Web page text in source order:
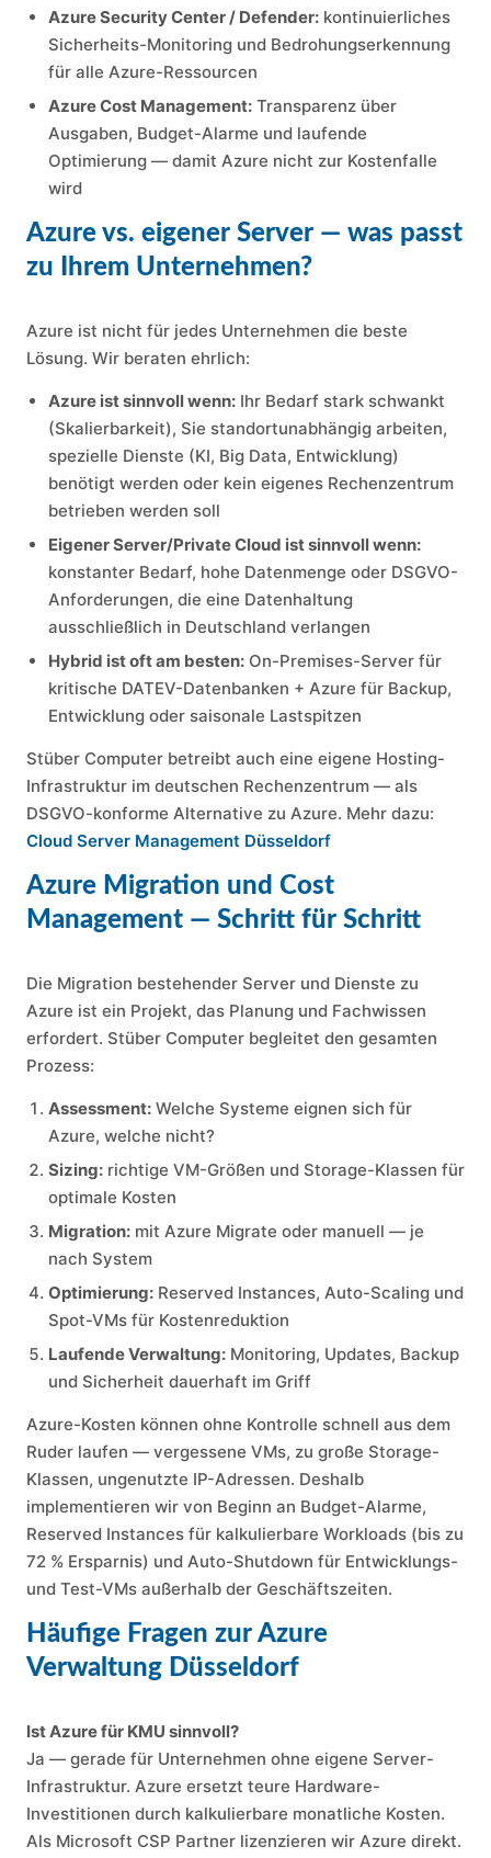
Azure Security Center / Defender: kontinuierliches
Sicherheits-Monitoring und Bedrohungserkennung
für alle Azure-Ressourcen
Azure Cost Management: Transparenz über
Ausgaben, Budget-Alarme und laufende
Optimierung — damit Azure nicht zur Kostenfalle
wird
Azure vs. eigener Server — was passt
zu Ihrem Unternehmen?
Azure ist nicht für jedes Unternehmen die beste
Lösung. Wir beraten ehrlich:
Azure ist sinnvoll wenn: Ihr Bedarf stark schwankt
(Skalierbarkeit), Sie standortunabhängig arbeiten,
spezielle Dienste (KI, Big Data, Entwicklung)
benötigt werden oder kein eigenes Rechenzentrum
betrieben werden soll
Eigener Server/Private Cloud ist sinnvoll wenn:
konstanter Bedarf, hohe Datenmenge oder DSGVO-
Anforderungen, die eine Datenhaltung
ausschließlich in Deutschland verlangen
Hybrid ist oft am besten: On-Premises-Server für
kritische DATEV-Datenbanken + Azure für Backup,
Entwicklung oder saisonale Lastspitzen
Stüber Computer betreibt auch eine eigene Hosting-
Infrastruktur im deutschen Rechenzentrum — als
DSGVO-konforme Alternative zu Azure. Mehr dazu:
Cloud Server Management Düsseldorf
Azure Migration und Cost
Management — Schritt für Schritt
Die Migration bestehender Server und Dienste zu
Azure ist ein Projekt, das Planung und Fachwissen
erfordert. Stüber Computer begleitet den gesamten
Prozess:
Assessment: Welche Systeme eignen sich für
Azure, welche nicht?
Sizing: richtige VM-Größen und Storage-Klassen für
optimale Kosten
Migration: mit Azure Migrate oder manuell — je
nach System
Optimierung: Reserved Instances, Auto-Scaling und
Spot-VMs für Kostenreduktion
Laufende Verwaltung: Monitoring, Updates, Backup
und Sicherheit dauerhaft im Griff
Azure-Kosten können ohne Kontrolle schnell aus dem
Ruder laufen — vergessene VMs, zu große Storage-
Klassen, ungenutzte IP-Adressen. Deshalb
implementieren wir von Beginn an Budget-Alarme,
Reserved Instances für kalkulierbare Workloads (bis zu
72 % Ersparnis) und Auto-Shutdown für Entwicklungs-
und Test-VMs außerhalb der Geschäftszeiten.
Häufige Fragen zur Azure
Verwaltung Düsseldorf
Ist Azure für KMU sinnvoll?
Ja — gerade für Unternehmen ohne eigene Server-
Infrastruktur. Azure ersetzt teure Hardware-
Investitionen durch kalkulierbare monatliche Kosten.
Als Microsoft CSP Partner lizenzieren wir Azure direkt.